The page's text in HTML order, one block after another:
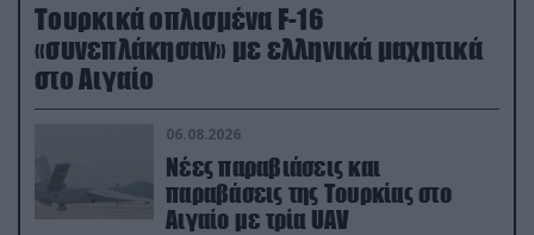
Τουρκικά οπλισμένα F-16
«συνεπλάκησαν» με ελληνικά μαχητικά
στο Αιγαίο
06.08.2026
Νέες παραβιάσεις και
παραβάσεις της Τουρκίας στο
Αιγαίο με τρία UAV